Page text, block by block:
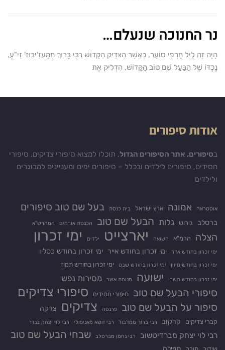
נר החנוכה שנעלם…
הָיָה זֶה לַיִל חָרְפִּי סוֹעֵר, כַּאֲשֶׁר הַצַּדִּיק הַקָּדוֹשׁ רַבִּי בָּרוּךְ מִמֶּעזִ'יבּוּז' זִי"עַ,
נֶכְדּוֹ שֶׁל הַבַּעַל שֵׁם טוֹב הַקָּדוֹשׁ, הִדְלִיק אֶת
אודות סיפורים
בסיפורים, אתר הסיפורים הגדול, תוכלו למצוא סיפורי צדיקים, סיפורי
חסידים, סיפורים לילדים ובכלל – סיפורים יפים ומעניינים למבוגרים
ולילדים
אוסטראה אמונה ארץ ישראל בית כנסת בעל שם טוב סיפורים
ברסלב גירוש גלות הבעל שם טוב הכנסת אורחים המהרש"א
הצלה הרמ"א השואה יארצייט ילדים ימי זכרון
ימי זכרון בחודש אדר ימי זכרון בחודש אייר ימי זכרון בחודש כסליו
ימי זכרון בחודש סיוון ימי זכרון בחודש שבט ימי זכרון בחודש תמוז
ימי זכרון בחודש תשרי ישועה מנוחת אשר מסירות נפש
סיפורי הבעל שם טוב סיפורי חסידים סיפורי צדיקים
סיפור על הבעל שם טוב פרנסה צדיקים צדקה
קברי צדיקים קרקוב רבי ברוך ממז'בוז' רבי זושא מאניפולי רבי לוי יצחק בנדר
רבי לוי יצחק מברדיטשוב רבי נחמן מברסלב שבחי הבעל שם טוב